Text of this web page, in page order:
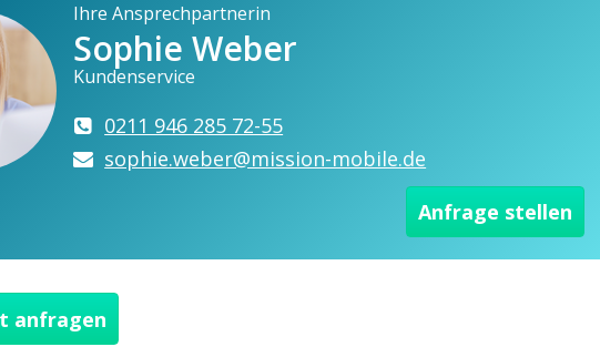
Ihre Ansprechpartnerin
Sophie Weber
Kundenservice
0211 946 285 72-55
sophie.weber@mission-mobile.de
Anfrage stellen
anfragen